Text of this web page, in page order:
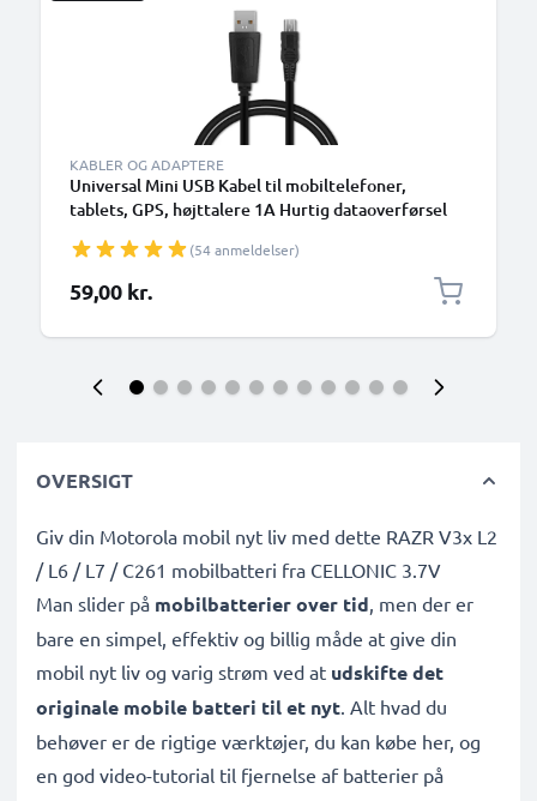
KABLER OG ADAPTERE
Universal Mini USB Kabel til mobiltelefoner,
tablets, GPS, højttalere 1A Hurtig dataoverførsel
(54 anmeldelser)
59,00 kr.
OVERSIGT
Giv din Motorola mobil nyt liv med dette RAZR V3x L2
/ L6 / L7 / C261 mobilbatteri fra CELLONIC 3.7V
Man slider på mobilbatterier over tid, men der er
bare en simpel, effektiv og billig måde at give din
mobil nyt liv og varig strøm ved at udskifte det
originale mobile batteri til et nyt. Alt hvad du
behøver er de rigtige værktøjer, du kan købe her, og
en god video-tutorial til fjernelse af batterier på